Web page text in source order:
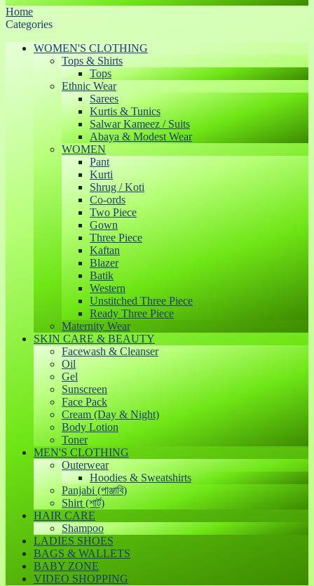
Home
Categories
WOMEN'S CLOTHING
Tops & Shirts
Tops
Ethnic Wear
Sarees
Kurtis & Tunics
Salwar Kameez / Suits
Abaya & Modest Wear
WOMEN
Pant
Kurti
Shrug / Koti
Co-ords
Two Piece
Gown
Three Piece
Kaftan
Blazer
Batik
Western
Unstitched Three Piece
Ready Three Piece
Maternity Wear
SKIN CARE & BEAUTY
Facewash & Cleanser
Oil
Gel
Sunscreen
Face Pack
Cream (Day & Night)
Body Lotion
Toner
MEN'S CLOTHING
Outerwear
Hoodies & Sweatshirts
Panjabi (পাঞ্জাবি)
Shirt (শার্ট)
HAIR CARE
Shampoo
LADIES SHOES
BAGS & WALLETS
BABY ZONE
VIDEO SHOPPING